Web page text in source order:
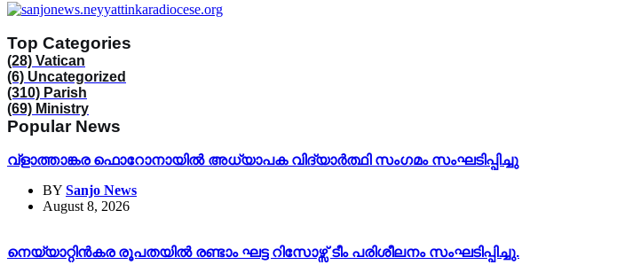
Top Categories
(28) Vatican
(6) Uncategorized
(310) Parish
(69) Ministry
Popular News
വ്ളാത്താങ്കര ഫൊറോനായിൽ അധ്യാപക വിദ്യാർത്ഥി സംഗമം സംഘടിപ്പിച്ചു
BY Sanjo News
August 8, 2026
നെയ്യാറ്റിൻകര രൂപതയിൽ രണ്ടാം ഘട്ട റിസോഴ്സ് ടീം പരിശീലനം സംഘടിപ്പിച്ചു.